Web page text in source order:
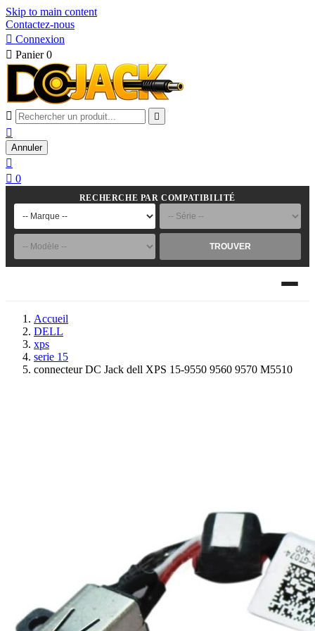
Skip to main content
Contactez-nous
 Connexion
 Panier 0
 

Annuler

 0
RECHERCHE PAR COMPATIBILITÉ
TROUVER
Accueil
DELL
xps
serie 15
connecteur DC Jack dell XPS 15-9550 9560 9570 M5510